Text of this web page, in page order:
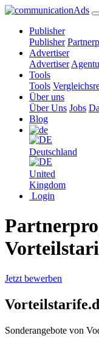
Publisher
Publisher
Advertiser
Advertiser
Tools
Tools
Über uns
Über Uns Jobs
Blog
Deutschland
United
Kingdom
Login
Jetzt bewerben
Sonderangebote von